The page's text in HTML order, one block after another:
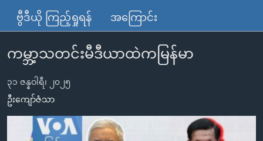
သည့်
များ
ပင်မ
အကြောင်းအရာ
မြန်မာ
ကမ္ဘာ့သတင်းများ
နိုင်ငံတကာ
တရုတ်
အစ္စရေး-ပါလက်စတိုင်း
ဗွီဒီယို
ရပ်ဝန်းတခု လမ်းတခု အလွန်
အင်္ဂလိပ်စာလေ့လာမယ်
အမေရိကန်သုံးအီဒီယံ
အပတ်စဉ်ကဏ္ဍများ
ဗွီဒီယို ကြည့်ရှုရန် အကြောင်း
ကမ္ဘာ့သတင်းမီဒီယာထဲကမြန်မာ
၃၁ ဇန္နဝါရီ၊ ၂၀၂၅
ဦးကျော်ဇံသာ